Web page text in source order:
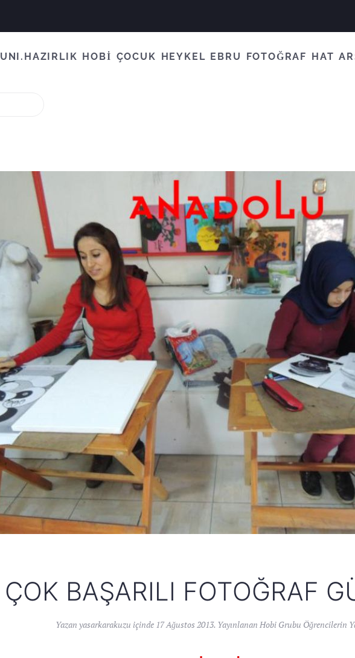
UNI.HAZIRLIK HOBİ ÇOCUK HEYKEL EBRU FOTOĞRAF HAT
ÇOK BAŞARILI FOTOĞRAF
Yazan yasarkarakuzu içinde 17 Ağustos 2013. Yayınlanan Hobi Grubu Öğrencilerin